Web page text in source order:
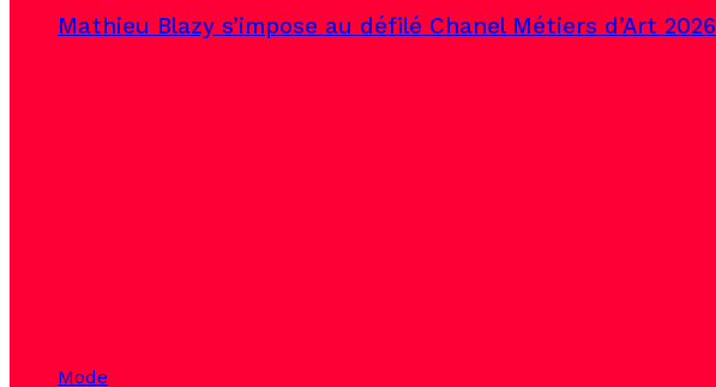
Mathieu Blazy s’impose au défilé Chanel Métiers d’Art 2026
Mode